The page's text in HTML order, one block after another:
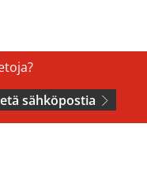
sähköpostia